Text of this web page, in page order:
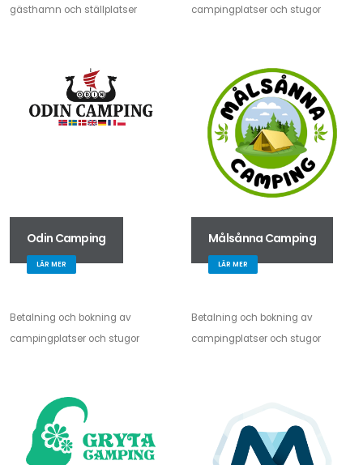
gästhamn och ställplatser
campingplatser och stugor
Odin Camping
LÄR MER
Betalning och bokning av
campingplatser och stugor
Målsånna Camping
LÄR MER
Betalning och bokning av
campingplatser och stugor